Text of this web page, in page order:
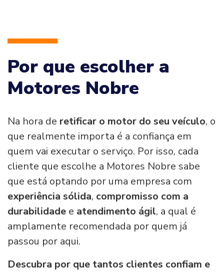
Por que escolher a
Motores Nobre
Na hora de retificar o motor do seu veículo, o
que realmente importa é a confiança em
quem vai executar o serviço. Por isso, cada
cliente que escolhe a Motores Nobre sabe
que está optando por uma empresa com
experiência sólida, compromisso com a
durabilidade e atendimento ágil, a qual é
amplamente recomendada por quem já
passou por aqui.
Descubra por que tantos clientes confiam e